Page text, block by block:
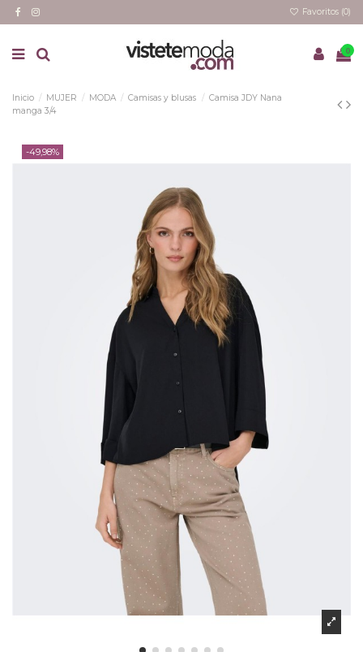
Favoritos (0)
0
Inicio MUJER MODA Camisas y blusas
Camisa JDY Nana
manga 3/4
-49,98%